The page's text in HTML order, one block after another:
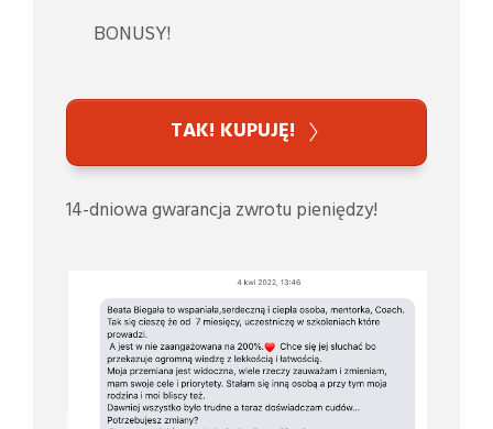
BONUSY!
TAK! KUPUJĘ!
14-dniowa gwarancja zwrotu pieniędzy!